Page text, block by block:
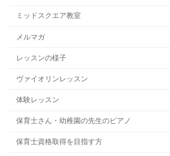
ミッドスクエア教室
メルマガ
レッスンの様子
ヴァイオリンレッスン
体験レッスン
保育士さん・幼稚園の先生のピアノ
保育士資格取得を目指す方